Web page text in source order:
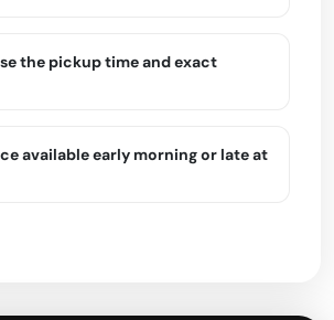
the pickup time and exact
available early morning or late at